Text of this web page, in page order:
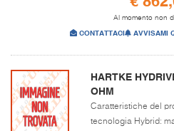
Al momento non
CONTATTACI AVVISAMI
HARTKE
OHM
Caratteristiche del
tecnologia Hybrid: